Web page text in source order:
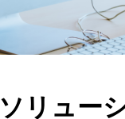
リュー